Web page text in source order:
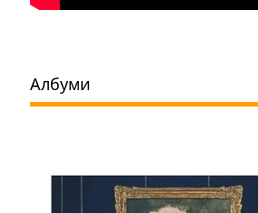
Албуми